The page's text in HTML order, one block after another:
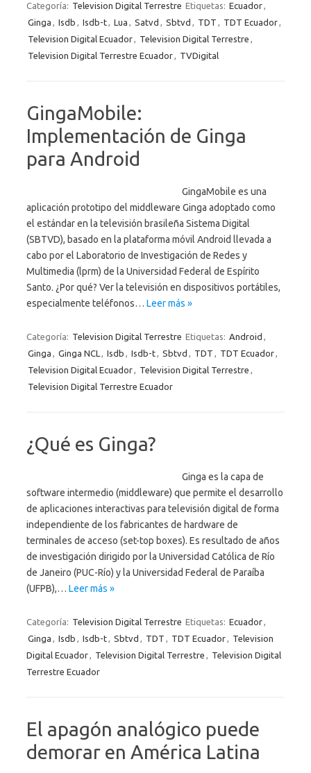
Categoría: Television Digital Terrestre Etiquetas: Ecuador,
Ginga , Isdb , Isdb-t, Lua , Satvd , Sbtvd , TDT , TDT Ecuador,
Television Digital Ecuador, Television Digital Terrestre ,
Television Digital Terrestre Ecuador, TVDigital
GingaMobile:
Implementación de Ginga
para Android
GingaMobile es una
aplicación prototipo del middleware Ginga adoptado como
el estándar en la televisión brasileña Sistema Digital
(SBTVD), basado en la plataforma móvil Android llevada a
cabo por el Laboratorio de Investigación de Redes y
Multimedia (lprm) de la Universidad Federal de Espírito
Santo. ¿Por qué? Ver la televisión en dispositivos portátiles,
especialmente teléfonos… Leer más »
Categoría: Television Digital Terrestre Etiquetas: Android ,
Ginga , Ginga NCL , Isdb , Isdb-t, Sbtvd , TDT , TDT Ecuador,
Television Digital Ecuador, Television Digital Terrestre ,
Television Digital Terrestre Ecuador
¿Qué es Ginga?
Ginga es la capa de
software intermedio (middleware) que permite el desarrollo
de aplicaciones interactivas para televisión digital de forma
independiente de los fabricantes de hardware de
terminales de acceso (set-top boxes). Es resultado de años
de investigación dirigido por la Universidad Católica de Río
de Janeiro (PUC-Río) y la Universidad Federal de Paraíba
(UFPB),… Leer más »
Categoría: Television Digital Terrestre Etiquetas: Ecuador,
Ginga , Isdb , Isdb-t, Sbtvd , TDT , TDT Ecuador, Television
Digital Ecuador, Television Digital Terrestre , Television Digital
Terrestre Ecuador
El apagón analógico puede
demorar en América Latina